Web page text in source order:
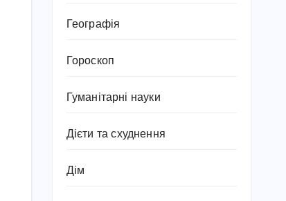
Географія
Гороскоп
Гуманітарні науки
Дієти та схуднення
Дім